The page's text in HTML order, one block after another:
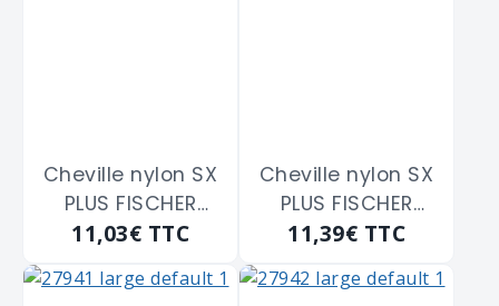
Cheville nylon SX
PLUS FISCHER
"568008" de 8 x
11,03€ TTC
Cheville nylon SX
PLUS FISCHER
"568010" de 10 x
11,39€ TTC